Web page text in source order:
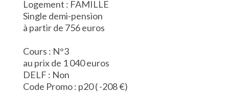
Logement : FAMILLE
Single demi-pension
à partir de 756 euros
Cours : N°3
au prix de 1 040 euros
DELF : Non
Code Promo : p20 ( -208 €)